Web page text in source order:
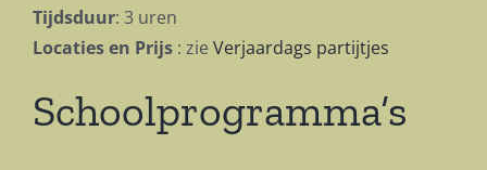
Tijdsduur: 3 uren
Locaties en Prijs : zie Verjaardags partijtjes
Schoolprogramma’s